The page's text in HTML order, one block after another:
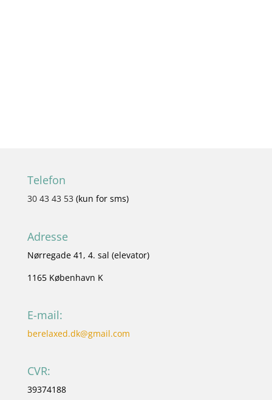
Telefon
30 43 43 53 (kun for sms)
Adresse
Nørregade 41, 4. sal (elevator)
1165 København K
E-mail:
berelaxed.dk@gmail.com
CVR:
39374188